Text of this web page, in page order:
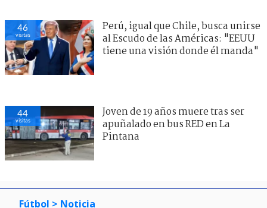
46
visitas
Perú, igual que Chile, busca unirse
al Escudo de las Américas: "EEUU
tiene una visión donde él manda"
44
visitas
Joven de 19 años muere tras ser
apuñalado en bus RED en La
Pintana
Fútbol > Noticia